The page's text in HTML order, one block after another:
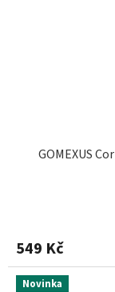
GOMEXUS
549 Kč
Novinka